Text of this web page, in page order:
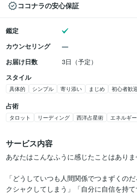
ココナラの安心保証
鑑定
カウンセリング
お届け日数
3日（予定）
スタイル
具体的 シンプル 寄り添い まじめ 初心者歓
占術
タロット リーディング 西洋占星術 エネルギ
サービス内容
あなたはこんなふうに感じたことはありま
「どうしていつも人間関係でつまずくの
クシャクしてしまう」「自分に自信を持